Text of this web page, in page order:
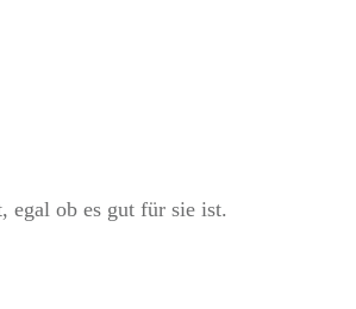
egal ob es gut für sie ist.